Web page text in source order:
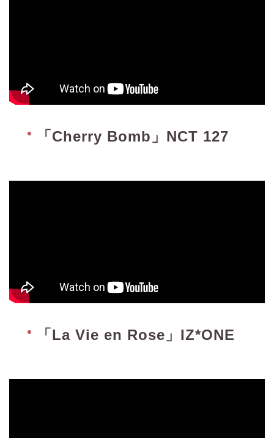
「Cherry Bomb」NCT 127
「La Vie en Rose」IZ*ONE